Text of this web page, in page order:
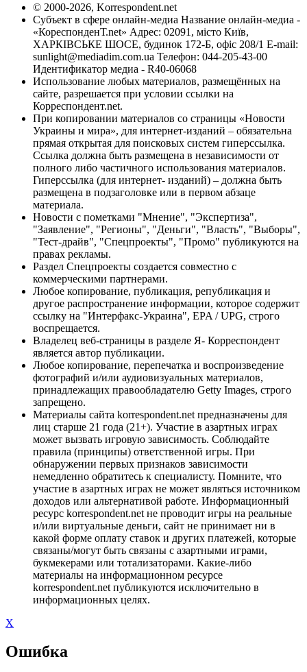
© 2000-2026, Korrespondent.net
Субъект в сфере онлайн-медиа Название онлайн-медиа -
«КореспонденТ.net» Адрес: 02091, місто Київ,
ХАРКІВСЬКЕ ШОСЕ, будинок 172-Б, офіс 208/1 E-mail:
sunlight@mediadim.com.ua Телефон: 044-205-43-00
Идентификатор медиа - R40-06068
Использование любых материалов, размещённых на
сайте, разрешается при условии ссылки на
Корреспондент.net.
При копировании материалов со страницы «Новости
Украины и мира», для интернет-изданий – обязательна
прямая открытая для поисковых систем гиперссылка.
Ссылка должна быть размещена в независимости от
полного либо частичного использования материалов.
Гиперссылка (для интернет- изданий) – должна быть
размещена в подзаголовке или в первом абзаце
материала.
Новости с пометками "Мнение", "Экспертиза",
"Заявление", "Регионы", "Деньги", "Власть", "Выборы",
"Тест-драйв", "Спецпроекты", "Промо" публикуются на
правах рекламы.
Раздел Спецпроекты создается совместно с
коммерческими партнерами.
Любое копирование, публикация, републикация и
другое распространение информации, которое содержит
ссылку на "Интерфакс-Украина", EPA / UPG, строго
воспрещается.
Владелец веб-страницы в разделе Я- Корреспондент
является автор публикации.
Любое копирование, перепечатка и воспроизведение
фотографий и/или аудиовизуальных материалов,
принадлежащих правообладателю Getty Images, строго
запрещено.
Материалы сайта korrespondent.net предназначены для
лиц старше 21 года (21+). Участие в азартных играх
может вызвать игровую зависимость. Соблюдайте
правила (принципы) ответственной игры. При
обнаружении первых признаков зависимости
немедленно обратитесь к специалисту. Помните, что
участие в азартных играх не может являться источником
доходов или альтернативой работе. Информационный
ресурс korrespondent.net не проводит игры на реальные
и/или виртуальные деньги, сайт не принимает ни в
какой форме оплату ставок и других платежей, которые
связаны/могут быть связаны с азартными играми,
букмекерами или тотализаторами. Какие-либо
материалы на информационном ресурсе
korrespondent.net публикуются исключительно в
информационных целях.
X
Ошибка